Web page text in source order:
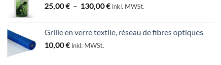
25,00€ – 130,00€Plage
25,00 €
inkl. MWSt.
Grille en verre textile, réseau de fibres optiques
10,00€ inkl. MWSt.